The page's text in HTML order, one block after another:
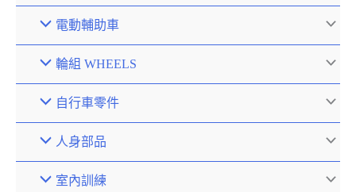
電動輔助車
輪組 WHEELS
自行車零件
人身部品
室內訓練